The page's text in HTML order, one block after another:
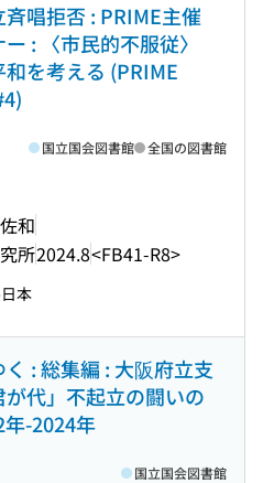
唱拒否 : PRIME主催
: 〈市民的不服従〉
を考える (PRIME
和
所2024.8<FB41-R8>
国立国会図書館 全国の図書館
本
: 総集編 : 大阪府立支
代」不起立の闘いの
-2024年
国立国会図書館